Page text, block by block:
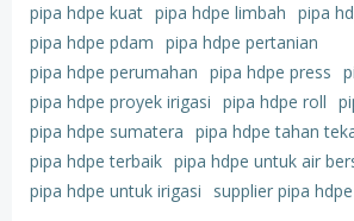
pipa hdpe kuat pipa hdpe limbah pipa
pipa hdpe pdam pipa hdpe pertanian
pipa hdpe perumahan pipa hdpe press
pipa hdpe proyek irigasi pipa hdpe roll
pipa hdpe sumatera pipa hdpe tahan
pipa hdpe terbaik pipa hdpe untuk air
pipa hdpe untuk irigasi
supplier pipa hdpe